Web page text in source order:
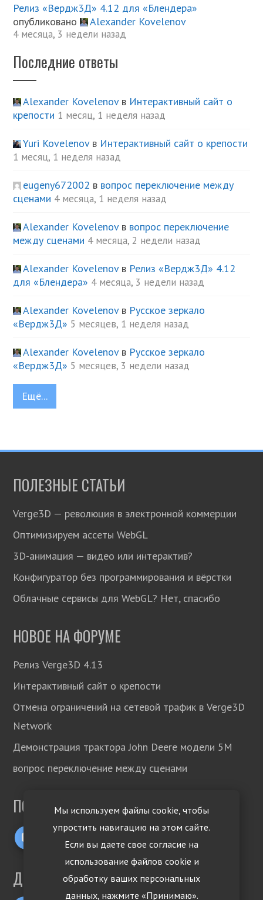
Мы используем файлы cookie, чтобы
упростить навигацию на этом сайте.
Если вы даете свое согласие на
использование файлов cookie и
обработку ваших персональных
данных, нажмите «Принимаю».
Релиз «Вердж3Д» 4.12 для «Блендера»
опубликовано
Alexander Kovelenov
4 месяца, 3 недели назад
Последние ответы
Alexander Kovelenovв Интерактивный сайт о
крепости 1 месяц, 1 неделя назад
Yuri Kovelenovв Интерактивный сайт о крепости
1 месяц, 1 неделя назад
eugeny672002 в вопрос переключение между
сценами 4 месяца, 1 неделя назад
Alexander Kovelenovв вопрос переключение
между сценами 4 месяца, 2 недели назад
Alexander Kovelenovв Релиз «Вердж3Д» 4.12
для «Блендера» 4 месяца, 3 недели назад
Alexander Kovelenovв Русское зеркало
«Вердж3Д» 5 месяцев, 1 неделя назад
Alexander Kovelenovв Русское зеркало
«Вердж3Д» 5 месяцев, 3 недели назад
Ещё...
ПОЛЕЗНЫЕ СТАТЬИ
Verge3D — революция в электронной коммерции
Оптимизируем ассеты WebGL
3D-анимация — видео или интерактив?
Конфигуратор без программирования и вёрстки
Облачные сервисы для WebGL? Нет, спасибо
НОВОЕ НА ФОРУМЕ
Релиз Verge3D 4.13
Интерактивный сайт о крепости
Отмена ограничений на сетевой трафик в Verge3D
Network
Демонстрация трактора John Deere модели 5М
вопрос переключение между сценами
ПОДПИСЫВАЙТЕСЬ!
ДРУГИЕ ЯЗЫКИ